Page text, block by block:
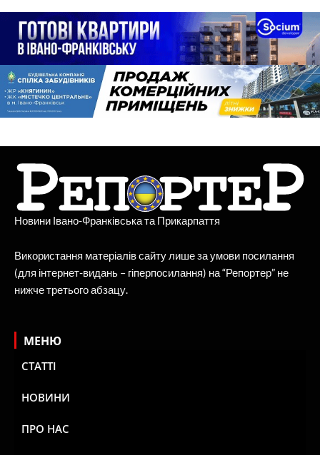
Новини Івано-Франківська та Прикарпаття
Використання матеріалів сайту лише за умови посилання
(для інтернет-видань – гіперпосилання) на “Репортер” не
нижче третього абзацу.
МЕНЮ
СТАТТІ
НОВИНИ
ПРО НАС